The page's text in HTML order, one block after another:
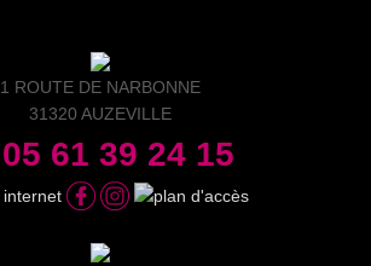
1 ROUTE DE NARBONNE
31320 AUZEVILLE
05 61 39 24 15